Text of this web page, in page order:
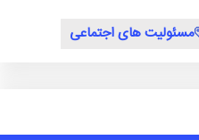
مسئولیت های اجتماعی